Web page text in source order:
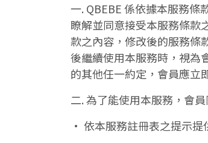
一. QBEBE 係依據本服務條
瞭解並同意接受本服務條款
款之內容，修改後的服務條
後繼續使用本服務時，視為
的其他任一約定，會員應立
二. 為了能使用本服務，會員
• 依本服務註冊表之提示提